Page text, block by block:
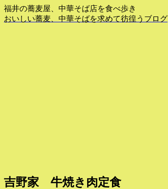
福井の蕎麦屋、中華そば店を食べ歩き
おいしい蕎麦、中華そばを求めて彷徨うブログ
吉野家 牛焼き肉定食